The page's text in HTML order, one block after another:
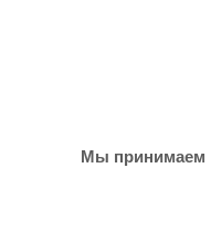
Мы принимаем